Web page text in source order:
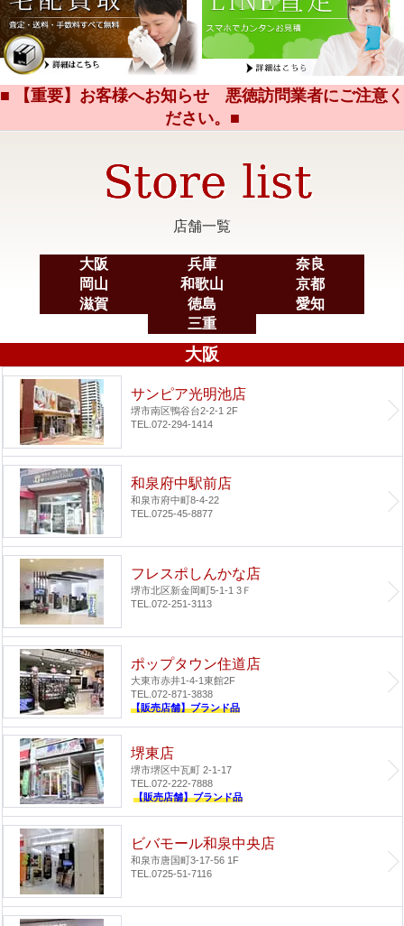
■ 【重要】お客様へお知らせ 悪徳訪問業者にご注意く
ださい。■
店舗一覧
大阪 兵庫
奈良
岡山
和歌山
京都
滋賀
徳島
愛知
三重
大阪
サンピア光明池店
堺市南区鴨谷台2-2-1 2F
TEL.072-294-1414
和泉府中駅前店
和泉市府中町8-4-22
TEL.0725-45-8877
フレスポしんかな店
堺市北区新金岡町5-1-1 3Ｆ
TEL.072-251-3113
ポップタウン住道店
大東市赤井1-4-1東館2F
TEL.072-871-3838
【販売店舗】ブランド品
堺東店
堺市堺区中瓦町 2-1-17
TEL.072-222-7888
【販売店舗】ブランド品
ビバモール和泉中央店
和泉市唐国町3-17-56 1F
TEL.0725-51-7116